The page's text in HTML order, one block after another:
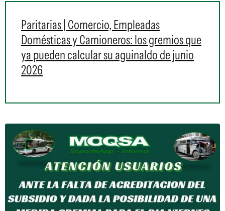
Paritarias | Comercio, Empleadas
Domésticas y Camioneros: los gremios que
ya pueden calcular su aguinaldo de junio
2026